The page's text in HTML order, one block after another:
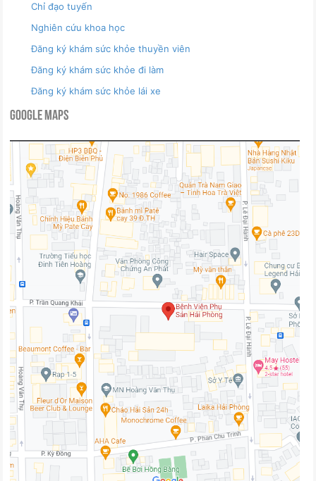
Chỉ đạo tuyến
Nghiên cứu khoa học
Đăng ký khám sức khỏe thuyền viên
Đăng ký khám sức khỏe đi làm
Đăng ký khám sức khỏe lái xe
Google Maps